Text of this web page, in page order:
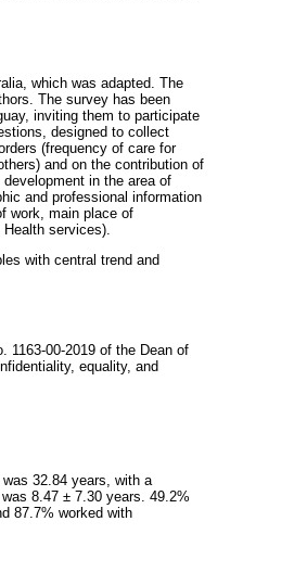
which was adapted. The
The survey has been
inviting them to participate
designed to collect
(frequency of care for
and on the contribution of
in the area of
and professional information
work, main place of
services).
with central trend and
1163-00-2019 of the Dean of
equality, and
32.84 years, with a
8.47 ± 7.30 years. 49.2%
87.7% worked with